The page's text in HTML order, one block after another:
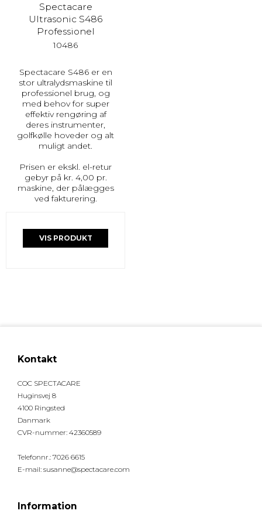
Spectacare
Ultrasonic S486
Professionel
10486
Spectacare S486 er en
stor ultralydsmaskine til
professionel brug, og
med behov for super
effektiv rengøring af
deres instrumenter,
golfkølle hoveder og alt
muligt andet.
Prisen er ekskl. el-retur
gebyr på kr. 4,00 pr.
maskine, der pålægges
ved fakturering.
VIS PRODUKT
Kontakt
COC SPECTACARE
Huginsvej 8
4100 Ringsted
Danmark
CVR-nummer: 42360589
Telefonnr.: 7026 6615
E-mail: susanne@spectacare.com
Information